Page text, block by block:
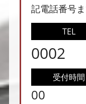
記電話番号
TEL
0002
受付時間
00